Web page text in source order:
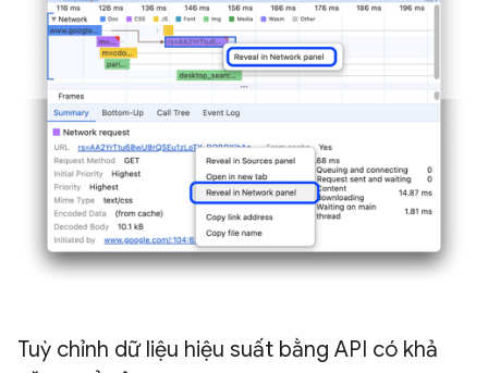
Tuỳ chỉnh dữ liệu hiệu suất bằng API có khả